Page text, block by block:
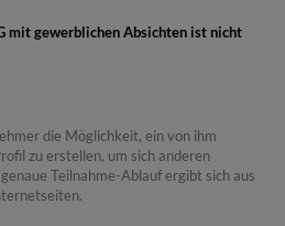
mit gewerblichen Absichten ist nicht
die Möglichkeit, ein von ihm
zu erstellen, um sich anderen
Teilnahme-Ablauf ergibt sich aus